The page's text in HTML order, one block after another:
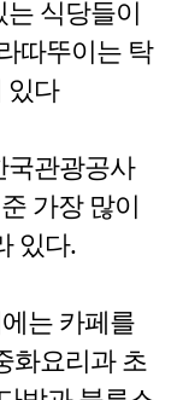
식당들이
따뚜이는 탁
있다
국관광공사
가장 많이
있다.
는 카페를
화요리과 초